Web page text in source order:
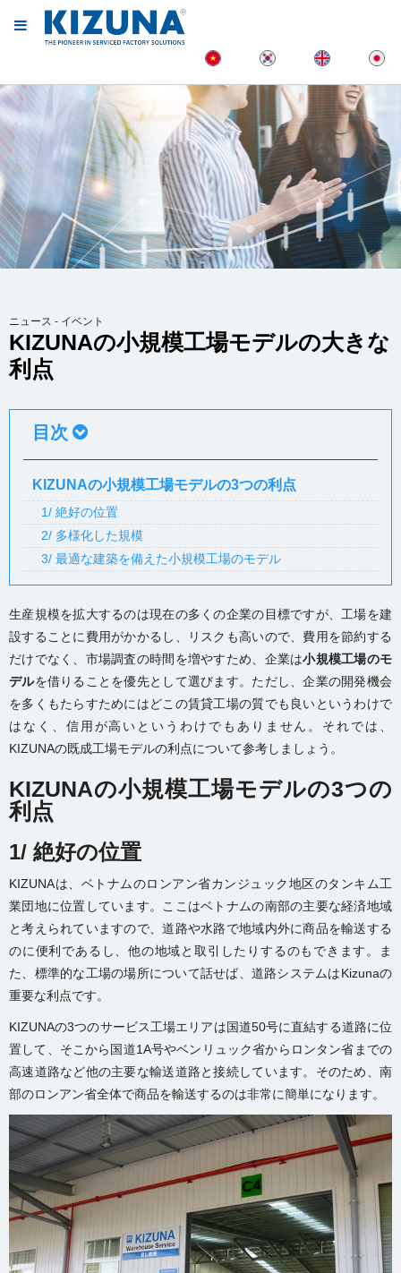
ニュース - イベント
KIZUNAの小規模工場モデルの大きな
利点
目次
KIZUNAの小規模工場モデルの3つの利点
1/ 絶好の位置
2/ 多様化した規模
3/ 最適な建築を備えた小規模工場のモデル
生産規模を拡大するのは現在の多くの企業の目標ですが、工場を建
設することに費用がかかるし、リスクも高いので、費用を節約する
だけでなく、市場調査の時間を増やすため、企業は小規模工場のモ
デルを借りることを優先として選びます。ただし、企業の開発機会
を多くもたらすためにはどこの賃貸工場の質でも良いというわけで
はなく、信用が高いというわけでもありません。それでは、
KIZUNAの既成工場モデルの利点について参考しましょう。
KIZUNAの小規模工場モデルの3つの
利点
1/ 絶好の位置
KIZUNAは、ベトナムのロンアン省カンジュック地区のタンキム工
業団地に位置しています。ここはベトナムの南部の主要な経済地域
と考えられていますので、道路や水路で地域内外に商品を輸送する
のに便利であるし、他の地域と取引したりするのもできます。ま
た、標準的な工場の場所について話せば、道路システムはKizunaの
重要な利点です。
KIZUNAの3つのサービス工場エリアは国道50号に直結する道路に位
置して、そこから国道1A号やベンリュック省からロンタン省までの
高速道路など他の主要な輸送道路と接続しています。そのため、南
部のロンアン省全体で商品を輸送するのは非常に簡単になります。